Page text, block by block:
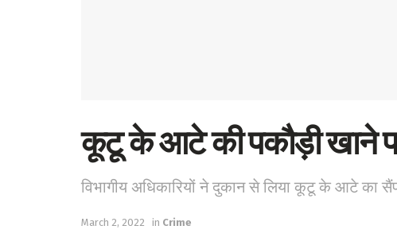
कूटू के आटे की पकौड़ी खाने
विभागीय अधिकारियों ने दुकान से लिया कूटू के आटे का
March 2, 2022 in Crime